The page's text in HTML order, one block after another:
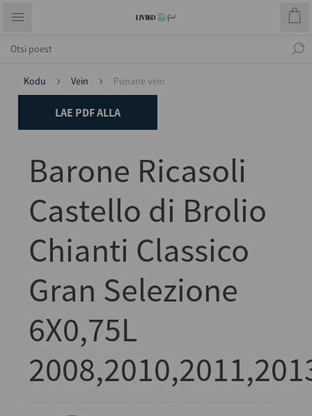
Kodu Vein Punane vein
LAE PDF ALLA
Barone Ricasoli
Castello di Brolio
Chianti Classico
Gran Selezione
6X0,75L